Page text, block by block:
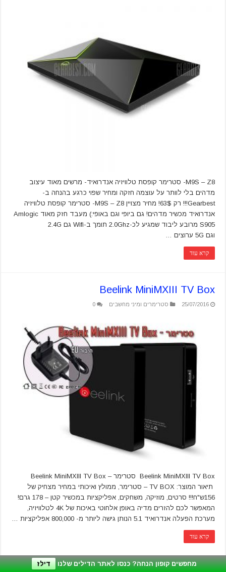
M9S – Z8- סטרימר קופסת טלוויזיה אנדרואיד- מרשים מאוד עיצוב
מדהים בלי לוותר על עוצמה חזקה ומחיר שפוי כרגע בהנחה ב-
Gearbest!!! רק 63$! מחיר מצויין M9S – Z8- סטרימר קופסת טלוויזיה
אנדרואיד מכשיר מדהים! גם ביופי וגם באופי:) מעבד חזק מאוד Amlogic
S905 מרובע ליבוד שמגיע לכ-2.0Ghz תומך ב-Wifi גם 2.4G
וגם 5G ערוצים …
קרא עוד
Beelink MiniMXIII TV Box
25/07/2016 סטרימרים ומיני מחשבים 0
תיאור המוצר: TV BOX – סטרימר, ממולץ ואיכותי במחיר מצחיק של
156ש"ח!!! סרטים, מוזיקה, משחקים, אפליקציות במכשיר קטן – 178 גרם!
המאפשר לכם להזרים מדיה באופן אלחוטי באיכות של 4K לטלוויזיה,
מערכת הפעלה אנדרואיד 5.1 הנותן גישה ליותר מ- 800,000 אפליקציות …
קרא עוד
מחפשים קופון הנחה? כנסו לאתר הדילים שלנו דילז